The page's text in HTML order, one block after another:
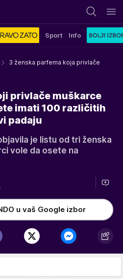
Sport Info
3 ženska parfema koja privlače
privlače muškarce
imati 100 različitih
padaju
je listu od tri ženska
vole da osete na
u vaš Google izbor